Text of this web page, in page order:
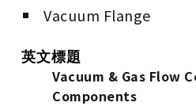
Vacuum Flange
英文標題
Vacuum & Gas Flow
Components